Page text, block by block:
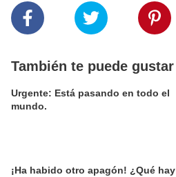
También te puede gustar
Urgente: Está pasando en todo el
mundo.
¡Ha habido otro apagón! ¿Qué hay